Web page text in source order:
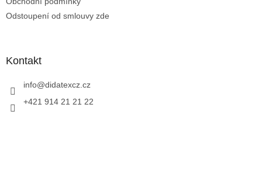
Odstoupení od smlouvy zde
Kontakt
info@didatexcz.cz
+421 914 21 21 22